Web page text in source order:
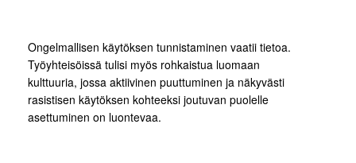
Ongelmallisen käytöksen tunnistaminen vaatii tietoa.
Työyhteisöissä tulisi myös rohkaistua luomaan
kulttuuria, jossa aktiivinen puuttuminen ja näkyvästi
rasistisen käytöksen kohteeksi joutuvan puolelle
asettuminen on luontevaa.